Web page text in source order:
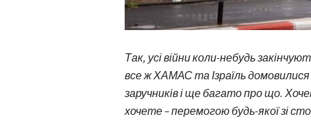
Так, усі війни коли-небудь
все ж ХАМАС та Ізраїль
заручників і ще багато про що.
хочете – перемогою будь-якої зі